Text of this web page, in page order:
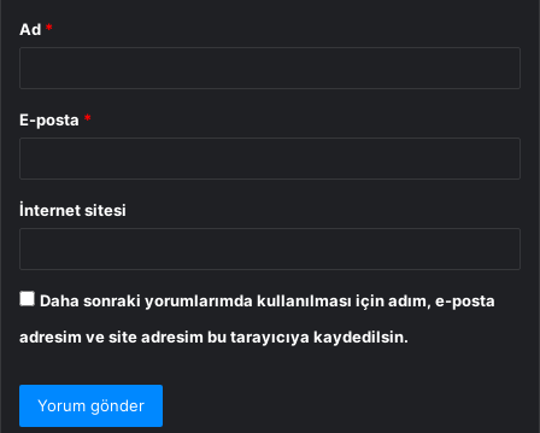
Ad *
E-posta *
İnternet sitesi
Daha sonraki yorumlarımda kullanılması için adım, e-posta
adresim ve site adresim bu tarayıcıya kaydedilsin.